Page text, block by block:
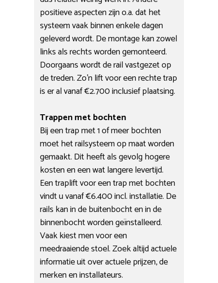
positieve aspecten zijn o.a. dat het
systeem vaak binnen enkele dagen
geleverd wordt. De montage kan zowel
links als rechts worden gemonteerd.
Doorgaans wordt de rail vastgezet op
de treden. Zo’n lift voor een rechte trap
is er al vanaf €2.700 inclusief plaatsing.
Trappen met bochten
Bij een trap met 1 of meer bochten
moet het railsysteem op maat worden
gemaakt. Dit heeft als gevolg hogere
kosten en een wat langere levertijd.
Een traplift voor een trap met bochten
vindt u vanaf €6.400 incl. installatie. De
rails kan in de buitenbocht en in de
binnenbocht worden geïnstalleerd.
Vaak kiest men voor een
meedraaiende stoel. Zoek altijd actuele
informatie uit over actuele prijzen, de
merken en installateurs.